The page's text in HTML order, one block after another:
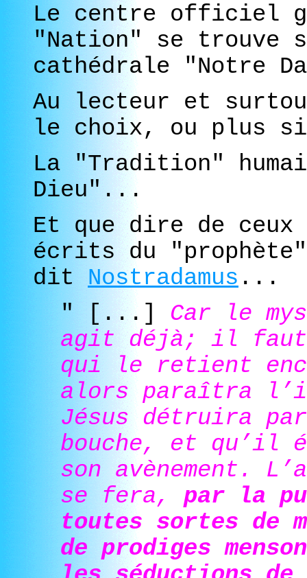
Le centre officiel
"Nation" se trouve
cathédrale "Notre
Au lecteur et
le choix, ou plus
La "Tradition"
Dieu"...
Et que dire de
écrits du "prophète"
dit Nostradamus ...
" [...] Car le
agit déjà; il faut
qui le retient
alors paraîtra
Jésus détruira
bouche, et qu’il
son avènement.
se fera, par la
toutes sortes de
de prodiges